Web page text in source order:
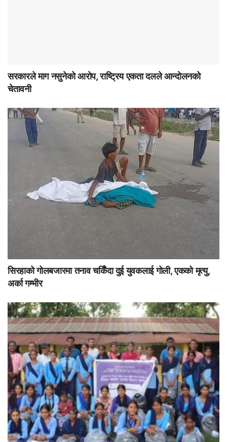
सरकारले माग नसुनेको आरोप, राष्ट्रिय एकता दलले आन्दोलनको
चेतावनी
सिरहाको गोलबजारमा तनाव चर्किँदा दुई युवकलाई गोली, एकको मृत्यु,
अर्का गम्भीर